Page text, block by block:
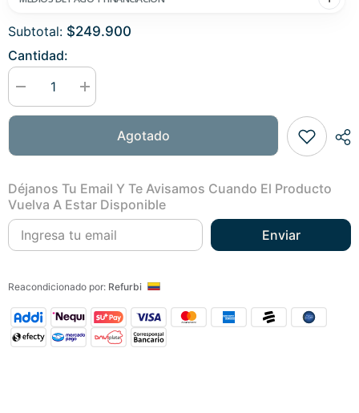
Subtotal: $249.900
Cantidad:
Disminuir
cantidad
para
Aumentar
cantidad
para
Agotado
Déjanos Tu Email Y Te Avisamos Cuando El Producto
Vuelva A Estar Disponible
Enviar
Reacondicionado por: Refurbi